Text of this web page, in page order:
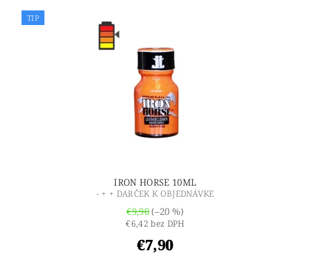
TIP
IRON HORSE 10ML
- + + DARČEK K OBJEDNÁVKE
€9,90(–20 %)
€6,42 bez DPH
€7,90